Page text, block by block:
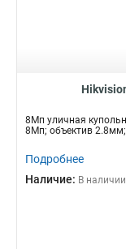
8Мп уличная
8Мп; объектив 2.8мм;
Подробнее
Наличие: В наличии